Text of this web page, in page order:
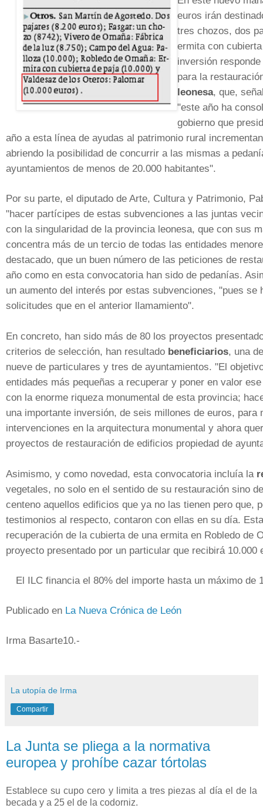
euros irán
tres chozos, dos
ermita con
inversión
para la
leonesa, que,
"este año ha
gobierno que
año a esta línea de ayudas al patrimonio rural
abriendo la posibilidad de concurrir a las mismas a
ayuntamientos de menos de 20.000 habitantes".
Por su parte, el diputado de Arte, Cultura y Patrimonio,
"hacer partícipes de estas subvenciones a las juntas
con la singularidad de la provincia leonesa, que con sus
concentra más de un tercio de todas las entidades
destacado, que un buen número de las peticiones de
año como en esta convocatoria han sido de pedanías.
un aumento del interés por estas subvenciones, "pues
solicitudes que en el anterior llamamiento".
En concreto, han sido más de 80 los proyectos
criterios de selección, han resultado beneficiarios, una
nueve de particulares y tres de ayuntamientos. "El
entidades más pequeñas a recuperar y poner en valor
con la enorme riqueza monumental de esta provincia;
una importante inversión, de seis millones de euros, para
intervenciones en la arquitectura monumental y ahora
proyectos de restauración de edificios propiedad de
Asimismo, y como novedad, esta convocatoria incluía la
vegetales, no solo en el sentido de su restauración sino
centeno aquellos edificios que ya no las tienen pero que,
testimonios al respecto, contaron con ellas en su día.
recuperación de la cubierta de una ermita en Robledo de
proyecto presentado por un particular que recibirá 10.000
El ILC financia el 80% del importe hasta un máximo de
Publicado en La Nueva Crónica de León
Irma Basarte10.-
La utopía de Irma
Compartir
La Junta se pliega a la normativa
europea y prohíbe cazar tórtolas
Establece su cupo cero y limita a tres piezas al día el de la
becada y a 25 el de la codorniz.